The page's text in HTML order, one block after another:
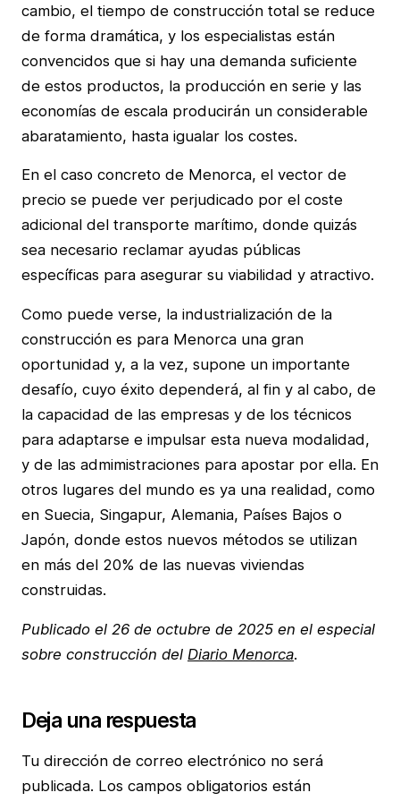
cambio, el tiempo de construcción total se reduce
de forma dramática, y los especialistas están
convencidos que si hay una demanda suficiente
de estos productos, la producción en serie y las
economías de escala producirán un considerable
abaratamiento, hasta igualar los costes.
En el caso concreto de Menorca, el vector de
precio se puede ver perjudicado por el coste
adicional del transporte marítimo, donde quizás
sea necesario reclamar ayudas públicas
específicas para asegurar su viabilidad y atractivo.
Como puede verse, la industrialización de la
construcción es para Menorca una gran
oportunidad y, a la vez, supone un importante
desafío, cuyo éxito dependerá, al fin y al cabo, de
la capacidad de las empresas y de los técnicos
para adaptarse e impulsar esta nueva modalidad,
y de las admimistraciones para apostar por ella. En
otros lugares del mundo es ya una realidad, como
en Suecia, Singapur, Alemania, Países Bajos o
Japón, donde estos nuevos métodos se utilizan
en más del 20% de las nuevas viviendas
construidas.
Publicado el 26 de octubre de 2025 en el especial
sobre construcción del Diario Menorca.
Deja una respuesta
Tu dirección de correo electrónico no será
publicada. Los campos obligatorios están